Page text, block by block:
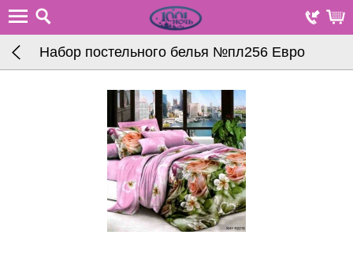
Набор постельного белья №пл256 Евро